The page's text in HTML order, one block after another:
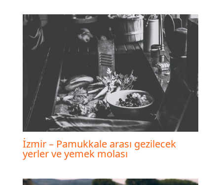
İzmir – Pamukkale arası gezilecek
yerler ve yemek molası